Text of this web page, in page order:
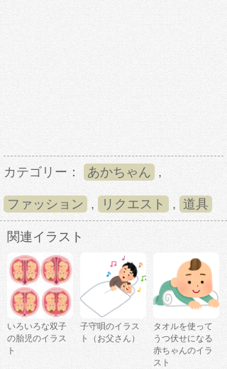
カテゴリー： あかちゃん ,
ファッション , リクエスト , 道具
関連イラスト
いろいろな双子
の胎児のイラス
ト
子守唄のイラス
ト（お父さん）
タオルを使って
うつ伏せになる
赤ちゃんのイラ
スト